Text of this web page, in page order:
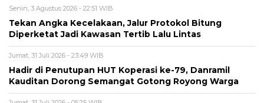
Senin, 3 Agustus 2026 - 22:51 WIB
​Tekan Angka Kecelakaan, Jalur Protokol Bitung
Diperketat Jadi Kawasan Tertib Lalu Lintas
Jumat, 31 Juli 2026 - 23:49 WIB
Hadir di Penutupan HUT Koperasi ke-79, Danramil
Kauditan Dorong Semangat Gotong Royong Warga